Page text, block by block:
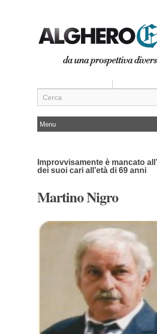
Improvvisamente è mancato
dei suoi cari all’età di 69 anni
Martino Nigro